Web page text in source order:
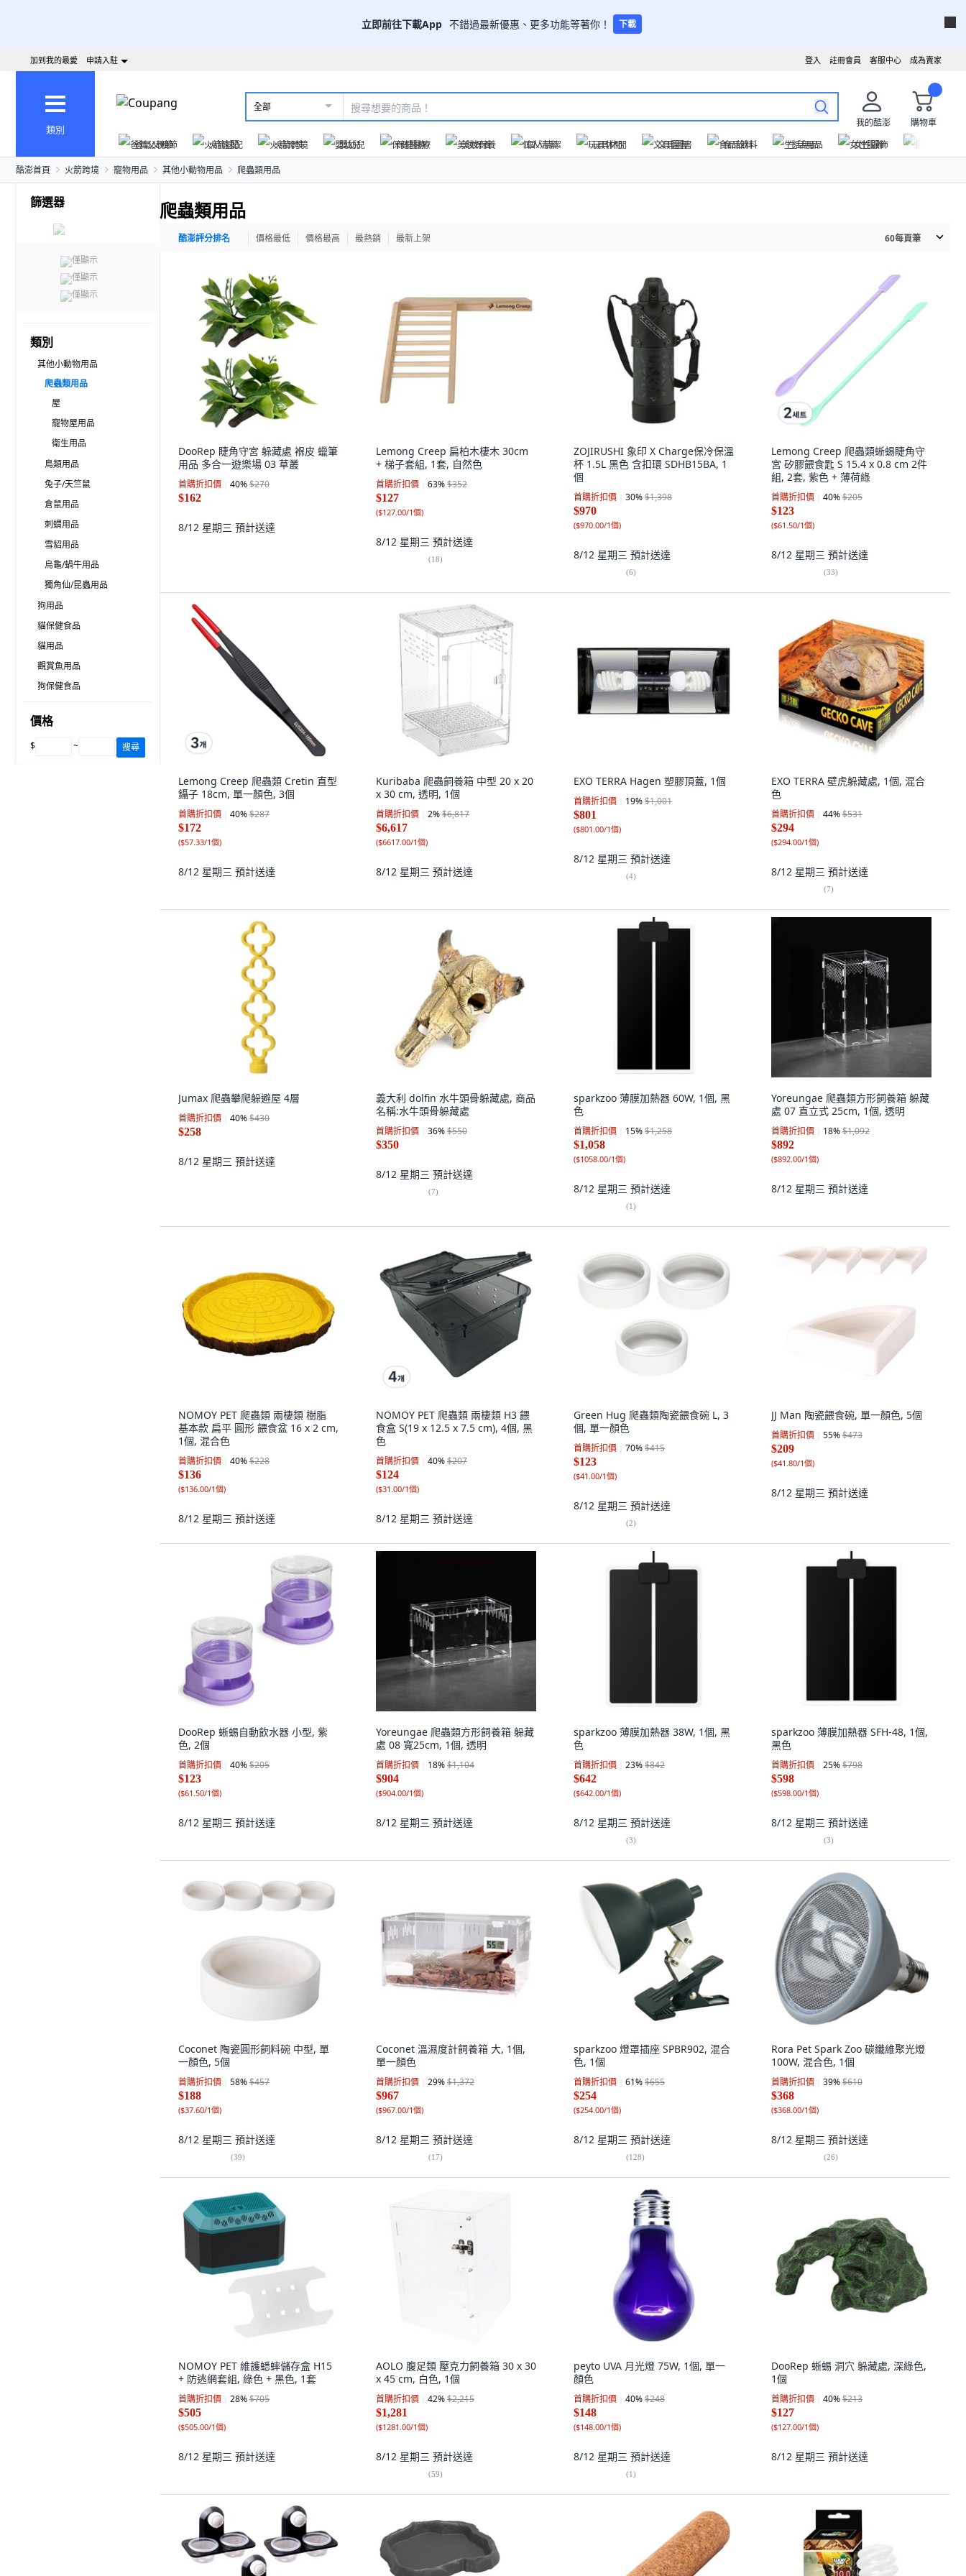
立即前往下載App 不錯過最新優惠、更多功能等著你！ 下載
成為賣家
客服中心
註冊會員
登入
加到我的最愛 申請入駐
類別
全部
我的酷澎
購物車
爸氣父親節
火箭速配 火箭跨境 嬰幼兒 保健醫療 美妝保養 個人清潔 玩具休閒 文具圖書 食品飲料 生活用品 女性服飾
酷澎首頁 火箭跨境 寵物用品 其他小動物用品 爬蟲類用品
篩選器
僅顯示
僅顯示
僅顯示
類別
其他小動物用品
爬蟲類用品
屋
寵物屋用品
衛生用品
鳥類用品
兔子/天竺鼠
倉鼠用品
刺蝟用品
雪貂用品
烏龜/蝸牛用品
獨角仙/昆蟲用品
狗用品
貓保健食品
貓用品
觀賞魚用品
狗保健食品
價格
$ ~ 搜尋
爬蟲類用品
酷澎評分排名 價格最低 價格最高 最熱銷 最新上架 60每頁筆
DooRep 睫角守宮 躲藏處 褓皮 蠟筆
用品 多合一遊樂場 03 草叢
首購折扣價 40%$270
$162
8/12 星期三 預計送達
Lemong Creep 扁柏木棲木 30cm
+ 梯子套組, 1套, 自然色
首購折扣價 63%$352
$127
($127.00/1個)
8/12 星期三 預計送達
(18)
ZOJIRUSHI 象印 X Charge保冷保溫
杯 1.5L 黑色 含扣環 SDHB15BA, 1
個
首購折扣價 30%$1,398
$970
($970.00/1個)
8/12 星期三 預計送達
(6)
Lemong Creep 爬蟲類蜥蜴睫角守
宮 矽膠餵食匙 S 15.4 x 0.8 cm 2件
組, 2套, 紫色 + 薄荷綠
首購折扣價 40%$205
$123
($61.50/1個)
8/12 星期三 預計送達
(33)
Lemong Creep 爬蟲類 Cretin 直型
鑷子 18cm, 單一顏色, 3個
首購折扣價 40%$287
$172
($57.33/1個)
8/12 星期三 預計送達
Kuribaba 爬蟲飼養箱 中型 20 x 20
x 30 cm, 透明, 1個
首購折扣價 2%$6,817
$6,617
($6617.00/1個)
8/12 星期三 預計送達
EXO TERRA Hagen 塑膠頂蓋, 1個
首購折扣價 19%$1,001
$801
($801.00/1個)
8/12 星期三 預計送達
(4)
EXO TERRA 壁虎躲藏處, 1個, 混合
色
首購折扣價 44%$531
$294
($294.00/1個)
8/12 星期三 預計送達
(7)
Jumax 爬蟲攀爬躲避屋 4層
首購折扣價 40%$430
$258
8/12 星期三 預計送達
義大利 dolfin 水牛頭骨躲藏處, 商品
名稱:水牛頭骨躲藏處
首購折扣價 36%$550
$350
8/12 星期三 預計送達
(7)
sparkzoo 薄膜加熱器 60W, 1個, 黑
色
首購折扣價 15%$1,258
$1,058
($1058.00/1個)
8/12 星期三 預計送達
(1)
Yoreungae 爬蟲類方形飼養箱 躲藏
處 07 直立式 25cm, 1個, 透明
首購折扣價 18%$1,092
$892
($892.00/1個)
8/12 星期三 預計送達
NOMOY PET 爬蟲類 兩棲類 樹脂
基本款 扁平 圓形 餵食盆 16 x 2 cm,
1個, 混合色
首購折扣價 40%$228
$136
($136.00/1個)
8/12 星期三 預計送達
NOMOY PET 爬蟲類 兩棲類 H3 餵
食盒 S(19 x 12.5 x 7.5 cm), 4個, 黑
色
首購折扣價 40%$207
$124
($31.00/1個)
8/12 星期三 預計送達
Green Hug 爬蟲類陶瓷餵食碗 L, 3
個, 單一顏色
首購折扣價 70%$415
$123
($41.00/1個)
8/12 星期三 預計送達
(2)
JJ Man 陶瓷餵食碗, 單一顏色, 5個
首購折扣價 55%$473
$209
($41.80/1個)
8/12 星期三 預計送達
DooRep 蜥蜴自動飲水器 小型, 紫
色, 2個
首購折扣價 40%$205
$123
($61.50/1個)
8/12 星期三 預計送達
Yoreungae 爬蟲類方形飼養箱 躲藏
處 08 寬25cm, 1個, 透明
首購折扣價 18%$1,104
$904
($904.00/1個)
8/12 星期三 預計送達
sparkzoo 薄膜加熱器 38W, 1個, 黑
色
首購折扣價 23%$842
$642
($642.00/1個)
8/12 星期三 預計送達
(3)
sparkzoo 薄膜加熱器 SFH-48, 1個,
黑色
首購折扣價 25%$798
$598
($598.00/1個)
8/12 星期三 預計送達
(3)
Coconet 陶瓷圓形飼料碗 中型, 單
一顏色, 5個
首購折扣價 58%$457
$188
($37.60/1個)
8/12 星期三 預計送達
(39)
Coconet 溫濕度計飼養箱 大, 1個,
單一顏色
首購折扣價 29%$1,372
$967
($967.00/1個)
8/12 星期三 預計送達
(17)
sparkzoo 燈罩插座 SPBR902, 混合
色, 1個
首購折扣價 61%$655
$254
($254.00/1個)
8/12 星期三 預計送達
(128)
Rora Pet Spark Zoo 碳纖維聚光燈
100W, 混合色, 1個
首購折扣價 39%$610
$368
($368.00/1個)
8/12 星期三 預計送達
(26)
NOMOY PET 維護蟋蟀儲存盒 H15
+ 防逃網套組, 綠色 + 黑色, 1套
首購折扣價 28%$705
$505
($505.00/1個)
8/12 星期三 預計送達
AOLO 腹足類 壓克力飼養箱 30 x 30
x 45 cm, 白色, 1個
首購折扣價 42%$2,215
$1,281
($1281.00/1個)
8/12 星期三 預計送達
(59)
peyto UVA 月光燈 75W, 1個, 單一
顏色
首購折扣價 40%$248
$148
($148.00/1個)
8/12 星期三 預計送達
(1)
DooRep 蜥蜴 洞穴 躲藏處, 深綠色,
1個
首購折扣價 40%$213
$127
($127.00/1個)
8/12 星期三 預計送達